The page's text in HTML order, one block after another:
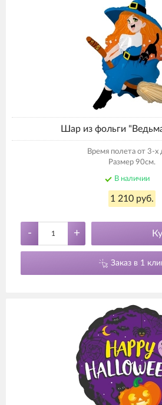
Шар из фольги
Время полета от 3-х
Размер 90см.
В наличии
1 210 руб.
- +
Заказ в 1